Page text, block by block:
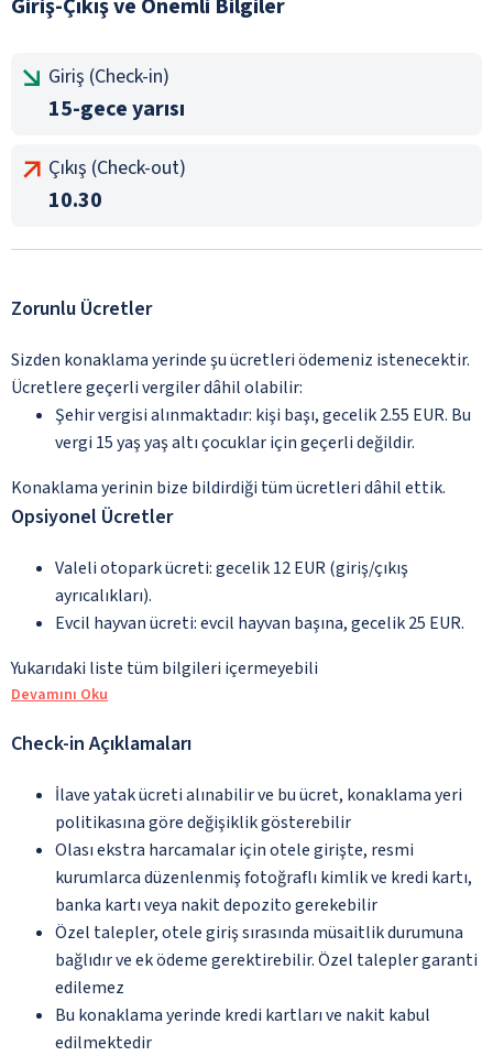
Giriş (Check-in)
15-gece yarısı
Çıkış (Check-out)
10.30
Zorunlu Ücretler
Sizden konaklama yerinde şu ücretleri ödemeniz istenecektir.
Ücretlere geçerli vergiler dâhil olabilir:
Şehir vergisi alınmaktadır: kişi başı, gecelik 2.55 EUR. Bu
vergi 15 yaş yaş altı çocuklar için geçerli değildir.
Konaklama yerinin bize bildirdiği tüm ücretleri dâhil ettik.
Opsiyonel Ücretler
Valeli otopark ücreti: gecelik 12 EUR (giriş/çıkış
ayrıcalıkları).
Evcil hayvan ücreti: evcil hayvan başına, gecelik 25 EUR.
Yukarıdaki liste tüm bilgileri içermeyebili
Devamını Oku
Check-in Açıklamaları
İlave yatak ücreti alınabilir ve bu ücret, konaklama yeri
politikasına göre değişiklik gösterebilir
Olası ekstra harcamalar için otele girişte, resmi
kurumlarca düzenlenmiş fotoğraflı kimlik ve kredi kartı,
banka kartı veya nakit depozito gerekebilir
Özel talepler, otele giriş sırasında müsaitlik durumuna
bağlıdır ve ek ödeme gerektirebilir. Özel talepler garanti
edilemez
Bu konaklama yerinde kredi kartları ve nakit kabul
edilmektedir